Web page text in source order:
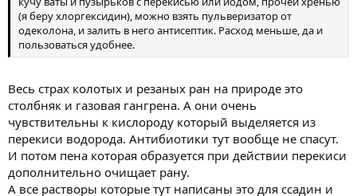
(я беру хлоргексидин), можно взять пульверизатор от
одеколона, и залить в него антисептик. Расход меньше, да и
пользоваться удобнее.
Весь страх колотых и резаных ран на природе это
столбняк и газовая гангрена. А они очень
чувствительны к кислороду который выделяется из
перекиси водорода. Антибиотики тут вообще не спасут.
И потом пена которая образуется при действии перекиси
дополнительно очищает рану.
А все растворы которые тут написаны это для ссадин и